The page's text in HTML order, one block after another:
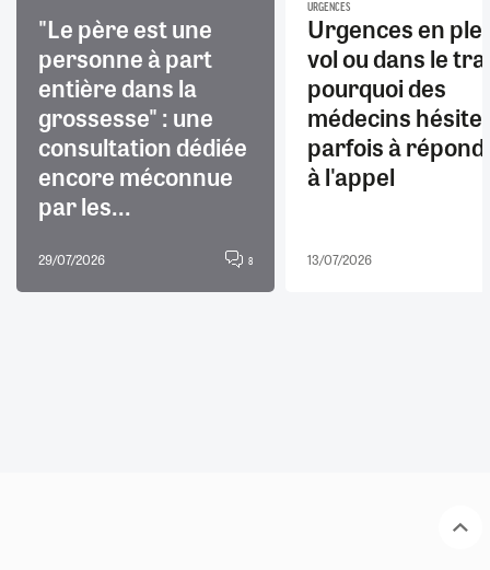
"Le père est une
personne à part
entière dans la
grossesse" : une
consultation dédiée
encore méconnue
par les...
29/07/2026 8
URGENCES
Urgences en
vol ou dans le
pourquoi des
médecins
parfois à
à l'appel
13/07/2026